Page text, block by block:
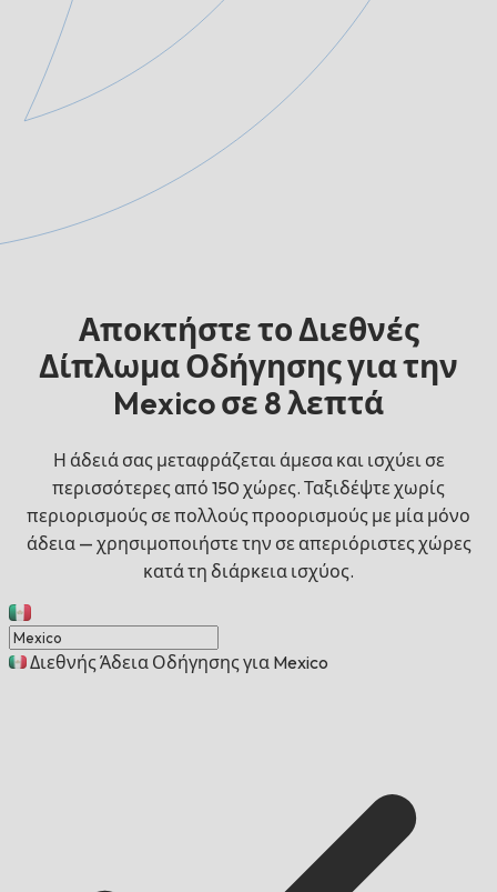
Αποκτήστε το Διεθνές
Δίπλωμα Οδήγησης για την
Mexico σε 8 λεπτά
Η άδειά σας μεταφράζεται άμεσα και ισχύει σε
περισσότερες από 150 χώρες. Ταξιδέψτε χωρίς
περιορισμούς σε πολλούς προορισμούς με μία μόνο
άδεια — χρησιμοποιήστε την σε απεριόριστες χώρες
κατά τη διάρκεια ισχύος.
Διεθνής Άδεια Οδήγησης για Mexico